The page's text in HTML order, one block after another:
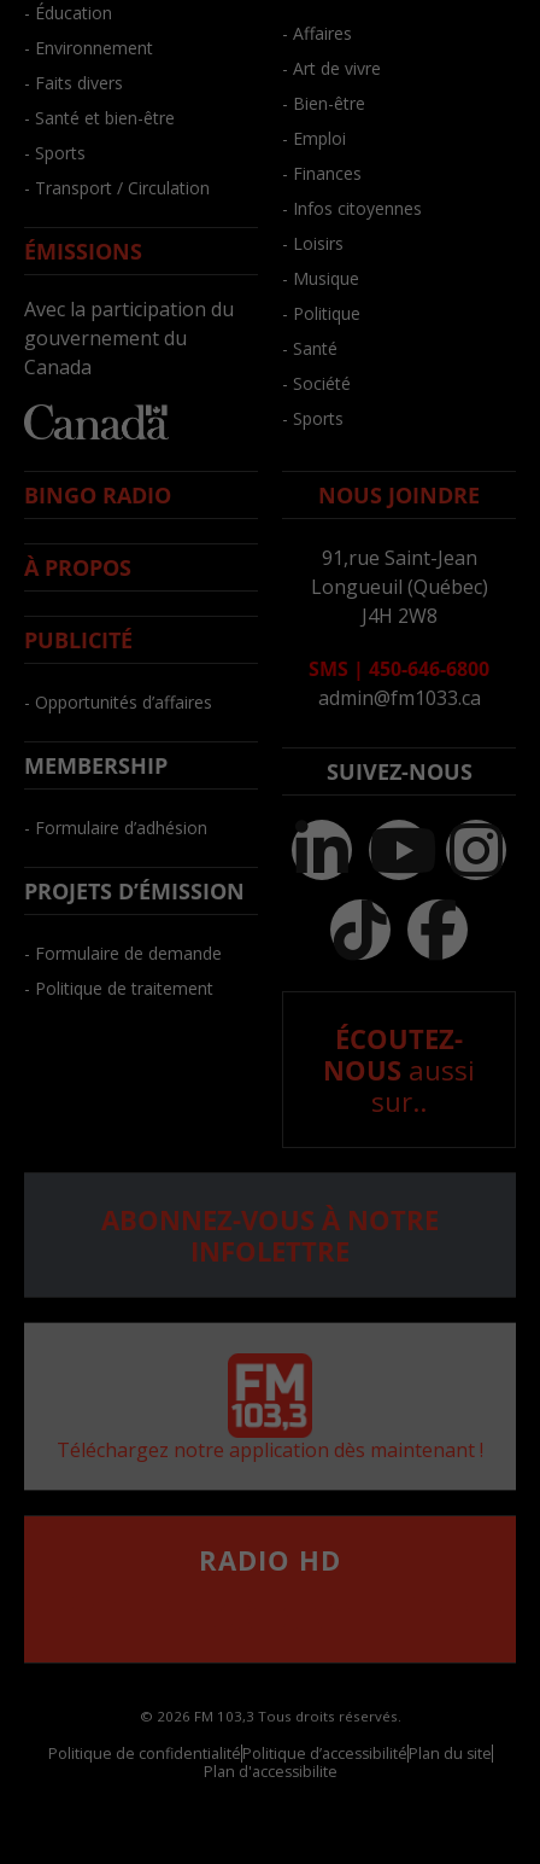
- Éducation
- Environnement
- Faits divers
- Santé et bien-être
- Sports
- Transport / Circulation
ÉMISSIONS
Avec la participation du
gouvernement du
Canada
- Affaires
- Art de vivre
- Bien-être
- Emploi
- Finances
- Infos citoyennes
- Loisirs
- Musique
- Politique
- Santé
- Société
- Sports
BINGO RADIO
À PROPOS
PUBLICITÉ
- Opportunités d’affaires
MEMBERSHIP
- Formulaire d’adhésion
PROJETS D’ÉMISSION
- Formulaire de demande
- Politique de traitement
NOUS JOINDRE
91,rue Saint-Jean
Longueuil (Québec)
J4H 2W8
SMS | 450-646-6800
admin@fm1033.ca
SUIVEZ-NOUS
ÉCOUTEZ-
NOUS aussi
sur..
ABONNEZ-VOUS À NOTRE
INFOLETTRE
Téléchargez notre application dès maintenant !
RADIO HD
© 2026 FM 103,3 Tous droits réservés.
Politique de confidentialitéPolitique d’accessibilitéPlan du site
Plan d'accessibilite